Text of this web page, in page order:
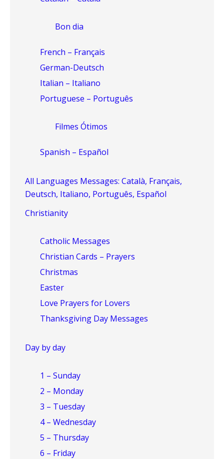
Bon dia
French – Français
German-Deutsch
Italian – Italiano
Portuguese – Português
Filmes Ótimos
Spanish – Español
All Languages Messages: Català, Français,
Deutsch, Italiano, Português, Español
Christianity
Catholic Messages
Christian Cards – Prayers
Christmas
Easter
Love Prayers for Lovers
Thanksgiving Day Messages
Day by day
1 – Sunday
2 – Monday
3 – Tuesday
4 – Wednesday
5 – Thursday
6 – Friday